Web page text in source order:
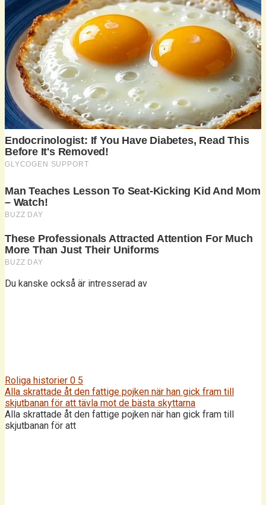
Du kanske också är intresserad av
Roliga historier 0 5
Alla skrattade åt den fattige pojken när han gick fram till
skjutbanan för att tävla mot de bästa skyttarna
Alla skrattade åt den fattige pojken när han gick fram till
skjutbanan för att